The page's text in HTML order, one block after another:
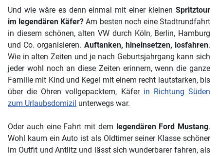
Und wie wäre es denn einmal mit einer kleinen Spritztour
im legendären Käfer? Am besten noch eine Stadtrundfahrt
in diesem schönen, alten VW durch Köln, Berlin, Hamburg
und Co. organisieren. Auftanken, hineinsetzen, losfahren.
Wie in alten Zeiten und je nach Geburtsjahrgang kann sich
jeder wohl noch an diese Zeiten erinnern, wenn die ganze
Familie mit Kind und Kegel mit einem recht lautstarken, bis
über die Ohren vollgepacktem, Käfer in Richtung Süden
zum Urlaubsdomizil unterwegs war.
Oder auch eine Fahrt mit dem legendären Ford Mustang.
Wohl kaum ein Auto ist als Oldtimer seiner Klasse schöner
im Outfit und Antlitz und lässt sich wunderbarer fahren, als